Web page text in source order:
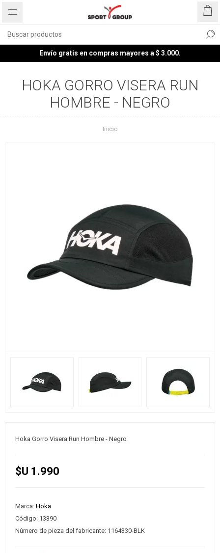
Envío gratis en compras mayores a $ 3.000.
HOKA GORRO VISERA RUN
HOMBRE - NEGRO
Inicio
Hoka Gorro Visera Run Hombre - Negro
$U 1.990
Marca: Hoka
Código: 13390
Número de pieza del fabricante: 1164330-BLK